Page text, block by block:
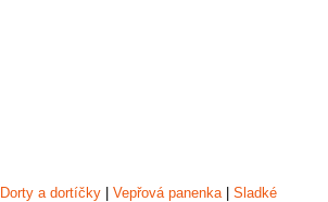
Dorty a dortíčky | Vepřová panenka | Sladké